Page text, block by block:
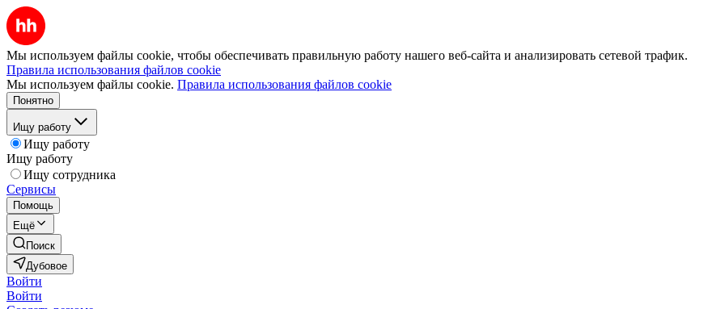
Мы используем файлы cookie, чтобы обеспечивать правильную работу нашего веб-сайта и анализировать сетевой трафик.
Правила использования файлов cookie
Мы используем файлы cookie. Правила использования файлов cookie
Понятно
Ищу работу
Ищу работу
Ищу работу
Ищу сотрудника
Сервисы
Помощь
Ещё
Поиск
Дубовое
Войти
Войти